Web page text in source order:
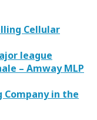
Cellular
league
– Amway MLP
Company in the